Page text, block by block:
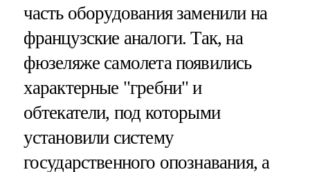
часть оборудования заменили на
французские аналоги. Так, на
фюзеляже самолета появились
характерные "гребни" и
обтекатели, под которыми
установили систему
государственного опознавания, а